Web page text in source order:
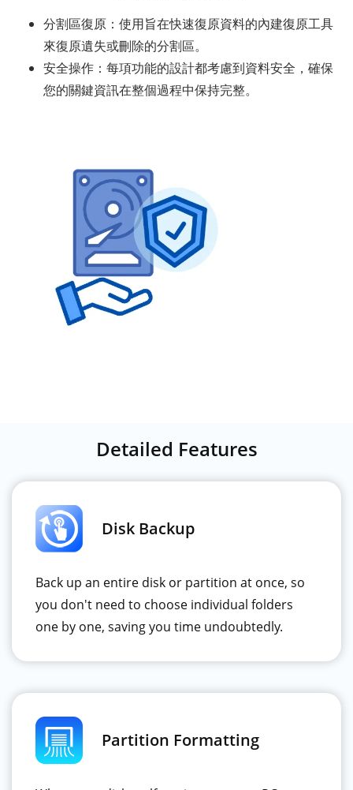
分割區復原：使用旨在快速復原資料的內建復原工具
來復原遺失或刪除的分割區。
安全操作：每項功能的設計都考慮到資料安全，確保
您的關鍵資訊在整個過程中保持完整。
Detailed Features
Disk Backup
Back up an entire disk or partition at once, so
you don't need to choose individual folders
one by one, saving you time undoubtedly.
Partition Formatting